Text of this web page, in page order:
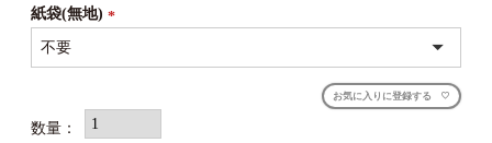
紙袋(無地)
須)
お気に入りに登録する